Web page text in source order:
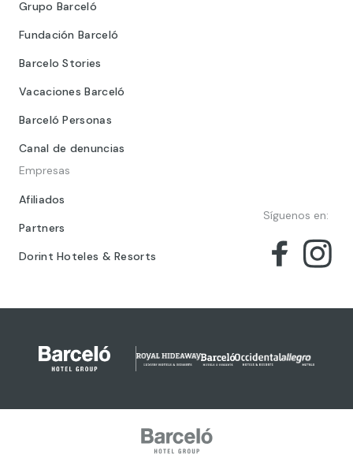
Grupo Barceló
Fundación Barceló
Barcelo Stories
Vacaciones Barceló
Barceló Personas
Canal de denuncias
Empresas
Afiliados
Partners
Dorint Hoteles & Resorts
Síguenos en: